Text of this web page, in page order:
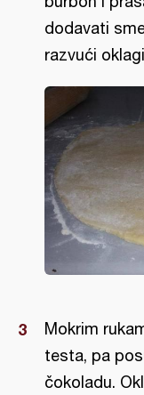
dodavati
razvući
Mokrim
testa, pa
čokoladu.